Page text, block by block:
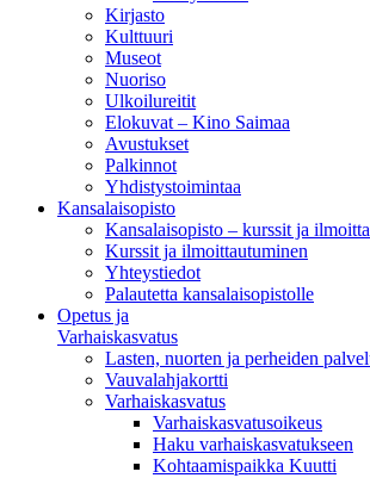
Kirjasto
Kulttuuri
Museot
Nuoriso
Ulkoilureitit
Elokuvat – Kino Saimaa
Avustukset
Palkinnot
Yhdistystoimintaa
Kansalaisopisto
Kansalaisopisto – kurssit ja
Kurssit ja ilmoittautuminen
Yhteystiedot
Palautetta kansalaisopistolle
Opetus ja
Varhaiskasvatus
Lasten, nuorten ja perheiden
Vauvalahjakortti
Varhaiskasvatus
Varhaiskasvatusoikeus
Haku varhaiskasvatukseen
Kohtaamispaikka Kuutti